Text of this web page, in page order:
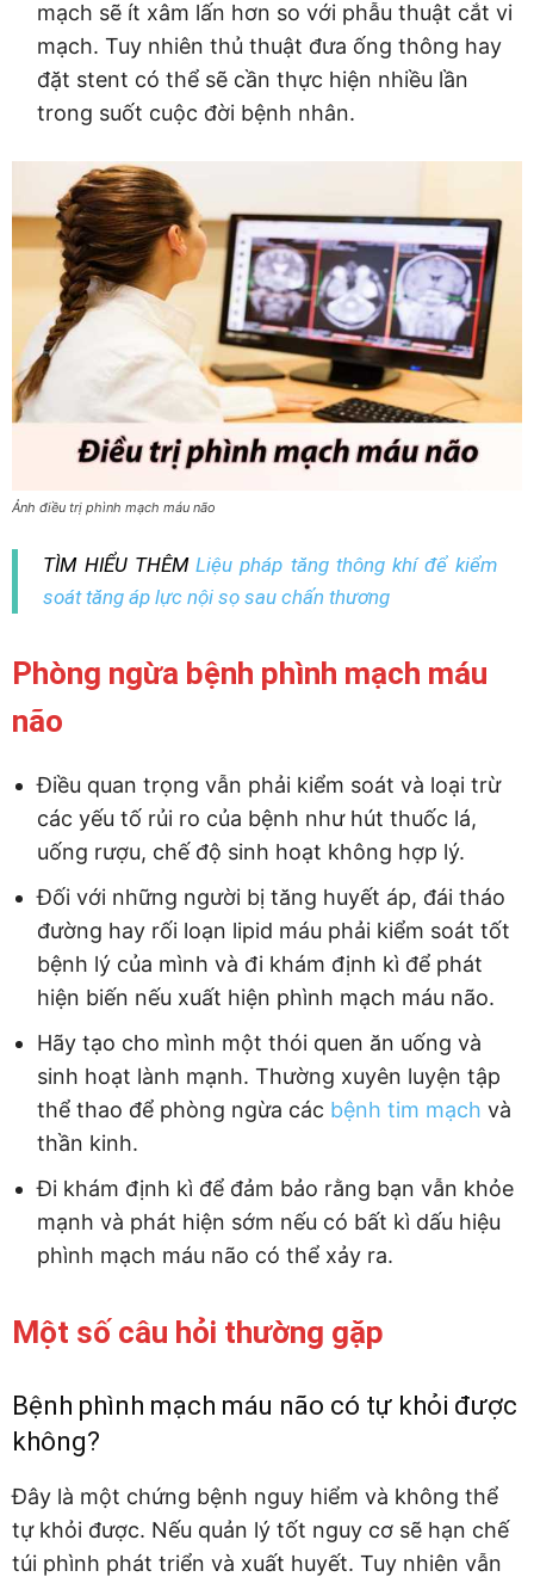
mạch sẽ ít xâm lấn hơn so với phẫu thuật cắt vi
mạch. Tuy nhiên thủ thuật đưa ống thông hay
đặt stent có thể sẽ cần thực hiện nhiều lần
trong suốt cuộc đời bệnh nhân.
Ảnh điều trị phình mạch máu não
TÌM HIỂU THÊMLiệu pháp tăng thông khí để kiểm
soát tăng áp lực nội sọ sau chấn thương
Phòng ngừa bệnh phình mạch máu
não
Điều quan trọng vẫn phải kiểm soát và loại trừ
các yếu tố rủi ro của bệnh như hút thuốc lá,
uống rượu, chế độ sinh hoạt không hợp lý.
Đối với những người bị tăng huyết áp, đái tháo
đường hay rối loạn lipid máu phải kiểm soát tốt
bệnh lý của mình và đi khám định kì để phát
hiện biến nếu xuất hiện phình mạch máu não.
Hãy tạo cho mình một thói quen ăn uống và
sinh hoạt lành mạnh. Thường xuyên luyện tập
thể thao để phòng ngừa các bệnh tim mạch và
thần kinh.
Đi khám định kì để đảm bảo rằng bạn vẫn khỏe
mạnh và phát hiện sớm nếu có bất kì dấu hiệu
phình mạch máu não có thể xảy ra.
Một số câu hỏi thường gặp
Bệnh phình mạch máu não có tự khỏi được
không?
Đây là một chứng bệnh nguy hiểm và không thể
tự khỏi được. Nếu quản lý tốt nguy cơ sẽ hạn chế
túi phình phát triển và xuất huyết. Tuy nhiên vẫn